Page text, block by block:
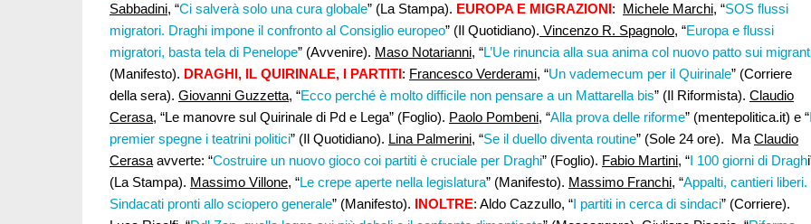
Sabbadini, “Ci salverà solo una cura globale” (La Stampa). EUROPA E MIGRAZIONI: Michele Marchi, “SOS flussi
migratori. Draghi impone il confronto al Consiglio europeo” (Il Quotidiano). Vincenzo R. Spagnolo, “Europa e flussi
migratori, basta tela di Penelope” (Avvenire). Maso Notarianni, “L’Ue rinuncia alla sua anima col nuovo patto sui
(Manifesto). DRAGHI, IL QUIRINALE, I PARTITI: Francesco Verderami, “Un vademecum per il Quirinale” (Corriere
della sera). Giovanni Guzzetta, “Ecco perché è molto difficile non pensare a un Mattarella bis” (Il Riformista). Claudio
Cerasa, “Le manovre sul Quirinale di Pd e Lega” (Foglio). Paolo Pombeni, “Alla prova delle riforme” (mentepolitica.it) e “
premier spegne i teatrini politici” (Il Quotidiano). Lina Palmerini, “Se il duello diventa routine” (Sole 24 ore). Ma Claudio
Cerasa avverte: “Costruire un nuovo gioco coi partiti è cruciale per Draghi” (Foglio). Fabio Martini, “I 100 giorni di Dragh
(La Stampa). Massimo Villone, “Le crepe aperte nella legislatura” (Manifesto). Massimo Franchi, “Appalti, cantieri liberi.
Sindacati pronti allo sciopero generale” (Manifesto). INOLTRE: Aldo Cazzullo, “I partiti in cerca di sindaci” (Corriere).